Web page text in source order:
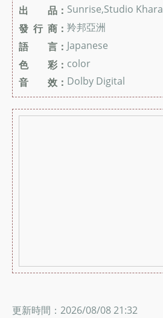
出 品： Sunrise,Studio Khara
發 行 商： 羚邦亞洲
語 言：Japanese
色 彩： color
音 效： Dolby Digital
更新時間：2026/08/08 21:32